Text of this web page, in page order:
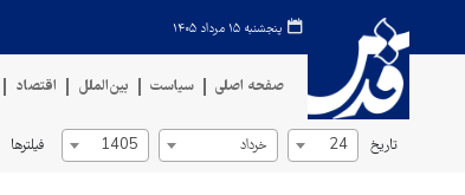
پنجشنبه ۱۵ مرداد ۱۴۰۵
صفحه اصلی سیاست بین‌الملل اقتصاد
تاریخ 24 خرداد 1405 فیلترها